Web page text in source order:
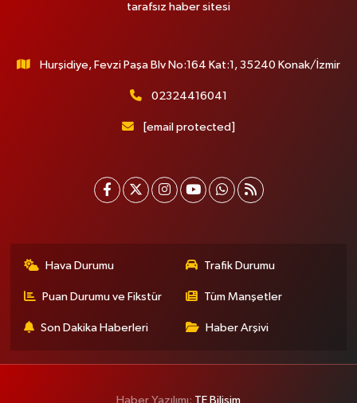
Serenay Eczanesi
0 (541) 342 54 90 Yol Tarifi Al
Bademlik Cami Karşısı
0 (212) 255 78 99 Yol Tarifi Al
Öğütcü Eczanesi
Kirazlı Mahallesi 1171. Sokak 19 A
tarafsız haber sitesi
Hurşidiye, Fevzi Paşa Blv No:164 Kat:1, 35240 Konak/İzmir
02324416041
[email protected]
Hava Durumu Trafik Durumu
Puan Durumu ve Fikstür Tüm Manşetler
Son Dakika Haberleri Haber Arşivi
Haber Yazılımı: TE Bilişim